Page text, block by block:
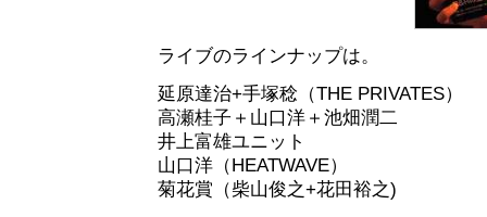
ライブのラインナップは。
延原達治+手塚稔（THE PRIVATES）
高瀬桂子＋山口洋＋池畑潤二
井上富雄ユニット
山口洋（HEATWAVE）
菊花賞（柴山俊之+花田裕之)